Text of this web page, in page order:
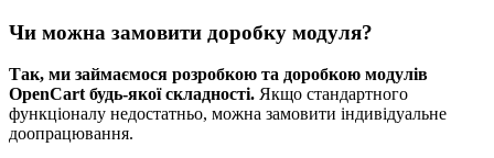
Чи можна замовити доробку модуля?
Так, ми займаємося розробкою та доробкою модулів
OpenCart будь-якої складності. Якщо стандартного
функціоналу недостатньо, можна замовити індивідуальне
доопрацювання.